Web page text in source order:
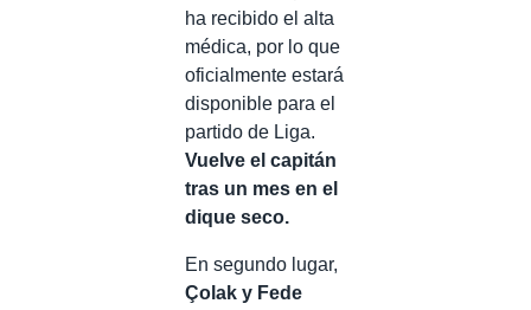
ha recibido el alta
médica, por lo que
oficialmente estará
disponible para el
partido de Liga.
Vuelve el capitán
tras un mes en el
dique seco.
En segundo lugar,
Çolak y Fede